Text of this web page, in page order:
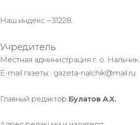
Наш индекс – 31228.
Учредитель
Местная администрация г. о. Нальчик.
E-mail газеты: gazeta-nalchik@mail.ru
Главный редактор Булатов А.Х.